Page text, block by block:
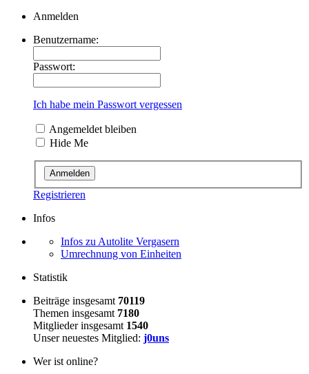
Anmelden
Benutzername:
Passwort:
Ich habe mein Passwort vergessen
Angemeldet bleiben
Hide Me
Registrieren
Infos
Infos zu Autolite Vergasern
Umrechnung von Einheiten
Statistik
Beiträge insgesamt 70119
Themen insgesamt 7180
Mitglieder insgesamt 1540
Unser neuestes Mitglied: j0uns
Wer ist online?